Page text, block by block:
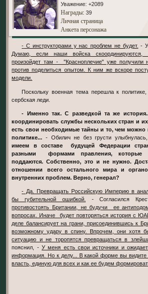
Уважение: +2089
Награды: 39
Личная страница
Анкета персонажа
- С инструкторами у нас проблем не будет. -
Думаю, если наши войска скоординируются,
произойдет там - "Красноплечие" уже
против поделиться опытом. К ним же вскоре
модели.
Поскольку военная тема перешла к политике, снова слово взяла
сербская леди.
- Именно так. С разведкой та же история... Нам не впервой
координировать службы нескольких стран и
есть свои необходимые тайны и то, чем можно
политике... - Обилич не без грусти
имеем в составе будущей Федерации
разными формами правления,
поддаются. Собственно, это и не нужно.
отношении всего остального мира и
внутренних проблем. Верно, генерал?
- Да. Превращать Российскую Империю в аналог британской было
бы губительной ошибкой.
- Согласился
противостоять Британии, не будучи ее
вопросах. Иначе будет повторяться история с
деле балансирует на грани, присоединившись к
возможному удару в спину. Впрочем, они хотя
ситуацию и не торопятся превращаться в
пояснил, - У меня есть свои источники и
информация. Но к делу... В какой форме вы видите
власть, единую для всех и как ее будем